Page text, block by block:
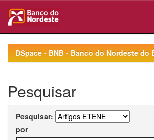
navigationDSpace - BNB - Banco do Nordeste do
Pesquisar
Pesquisar:
por